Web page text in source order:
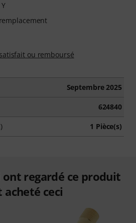
ou remboursé
Septembre 2025
624840
1 Pièce(s)
ont regardé ce produit
acheté ceci